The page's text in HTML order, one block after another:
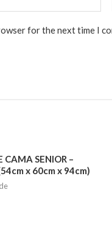
for the next time I
CAMA SENIOR –
x 60cm x 94cm)